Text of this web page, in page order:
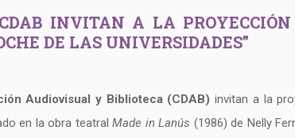
INVITAN A LA
DE LAS UNIVERSIDADES”
Audiovisual y Biblioteca (CDAB) invitan a la
en la obra teatralMade in Lanús (1986) de Nelly